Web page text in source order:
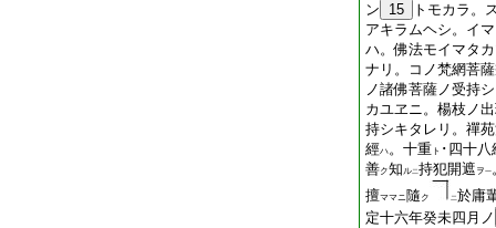
ン
15
トモカラ。
アキラムヘシ。イ
ハ。佛法モイマタ
ナリ。コノ梵網菩
ノ諸佛菩薩ノ受持
カユヱニ。楊枝ノ
持シキタレリ。禪
經ハ。十重 ト ･四十八
善ク知ル二持犯開遮 ヲ一
擅ママニ隨 ク 二於庸
定十六年癸未四月ノ